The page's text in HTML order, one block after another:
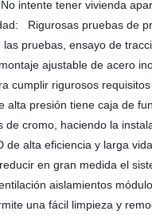
intente tener vivienda
Rigurosas pruebas de
pruebas, ensayo de
ajustable de acero
rigurosos
presión tiene caja de
cromo, haciendo la
alta eficiencia y larga
en gran medida el
aislamientos
una fácil limpieza y